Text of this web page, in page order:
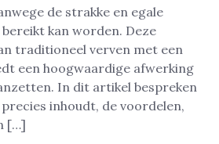
de strakke en egale
kan worden. Deze
traditioneel verven met een
een hoogwaardige afwerking
In dit artikel bespreken
inhoudt, de voordelen,
[…]